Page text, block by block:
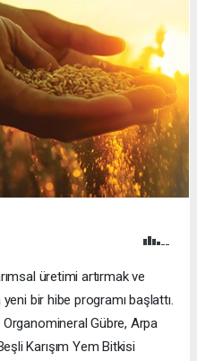
üretimi artırmak ve
bir hibe programı başlattı.
Organomineral Gübre, Arpa
Karışım Yem Bitkisi